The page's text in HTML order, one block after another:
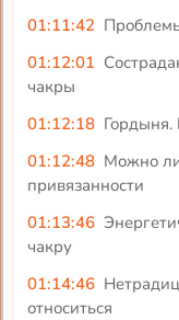
01:11:42
01:12:01
чакры
01:12:18 Гордыня.
01:12:48 Можно ли
привязанности
01:13:46
чакру
01:14:46
относиться